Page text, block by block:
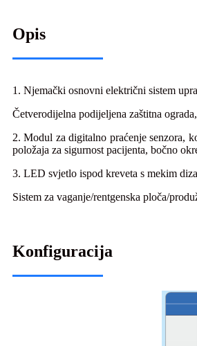
Opis
1. Njemački osnovni električni sistem
Četverodijelna podijeljena zaštitna
2. Modul za digitalno praćenje senzora,
položaja za sigurnost pacijenta, bočno
3. LED svjetlo ispod kreveta s mekim
Sistem za vaganje/rentgenska ploča/
Konfiguracija